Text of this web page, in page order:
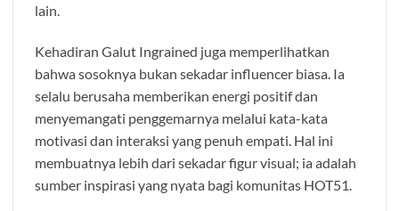
lain.
Kehadiran Galut Ingrained juga memperlihatkan
bahwa sosoknya bukan sekadar influencer biasa. Ia
selalu berusaha memberikan energi positif dan
menyemangati penggemarnya melalui kata-kata
motivasi dan interaksi yang penuh empati. Hal ini
membuatnya lebih dari sekadar figur visual; ia adalah
sumber inspirasi yang nyata bagi komunitas HOT51.